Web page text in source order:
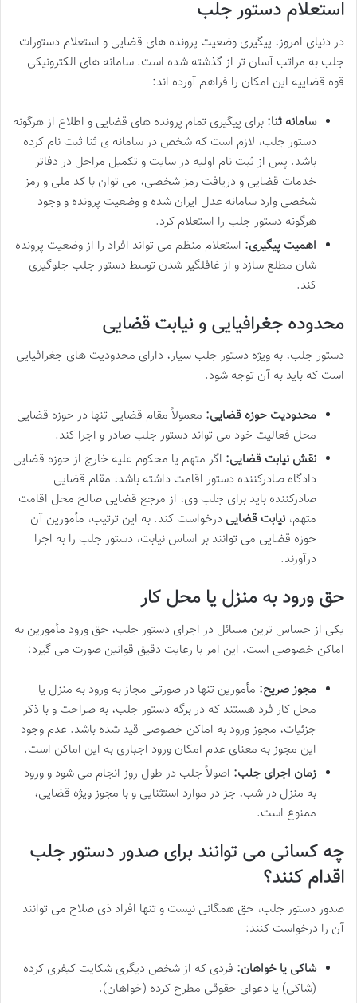
استعلام دستور جلب
در دنیای امروز، پیگیری وضعیت پرونده های قضایی و استعلام دستورات
جلب به مراتب آسان تر از گذشته شده است. سامانه های الکترونیکی
قوه قضاییه این امکان را فراهم آورده اند:
سامانه ثنا: برای پیگیری تمام پرونده های قضایی و اطلاع از هرگونه
دستور جلب، لازم است که شخص در سامانه ی ثنا ثبت نام کرده
باشد. پس از ثبت نام اولیه در سایت و تکمیل مراحل در دفاتر
خدمات قضایی و دریافت رمز شخصی، می توان با کد ملی و رمز
شخصی وارد سامانه عدل ایران شده و وضعیت پرونده و وجود
هرگونه دستور جلب را استعلام کرد.
اهمیت پیگیری: استعلام منظم می تواند افراد را از وضعیت پرونده
شان مطلع سازد و از غافلگیر شدن توسط دستور جلب جلوگیری
کند.
محدوده جغرافیایی و نیابت قضایی
دستور جلب، به ویژه دستور جلب سیار، دارای محدودیت های جغرافیایی
است که باید به آن توجه شود.
محدودیت حوزه قضایی: معمولاً مقام قضایی تنها در حوزه قضایی
محل فعالیت خود می تواند دستور جلب صادر و اجرا کند.
نقش نیابت قضایی: اگر متهم یا محکوم علیه خارج از حوزه قضایی
دادگاه صادرکننده دستور اقامت داشته باشد، مقام قضایی
صادرکننده باید برای جلب وی، از مرجع قضایی صالح محل اقامت
متهم، نیابت قضایی درخواست کند. به این ترتیب، مأمورین آن
حوزه قضایی می توانند بر اساس نیابت، دستور جلب را به اجرا
درآورند.
حق ورود به منزل یا محل کار
یکی از حساس ترین مسائل در اجرای دستور جلب، حق ورود مأمورین به
اماکن خصوصی است. این امر با رعایت دقیق قوانین صورت می گیرد:
مجوز صریح: مأمورین تنها در صورتی مجاز به ورود به منزل یا
محل کار فرد هستند که در برگه دستور جلب، به صراحت و با ذکر
جزئیات، مجوز ورود به اماکن خصوصی قید شده باشد. عدم وجود
این مجوز به معنای عدم امکان ورود اجباری به این اماکن است.
زمان اجرای جلب: اصولاً جلب در طول روز انجام می شود و ورود
به منزل در شب، جز در موارد استثنایی و با مجوز ویژه قضایی،
ممنوع است.
چه کسانی می توانند برای صدور دستور جلب
اقدام کنند؟
صدور دستور جلب، حق همگانی نیست و تنها افراد ذی صلاح می توانند
آن را درخواست کنند:
شاکی یا خواهان: فردی که از شخص دیگری شکایت کیفری کرده
(شاکی) یا دعوای حقوقی مطرح کرده (خواهان).